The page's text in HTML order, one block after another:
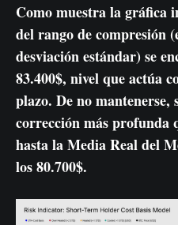
Como muestra la
del rango de compresión
desviación estándar) se
83.400$, nivel que actúa
plazo. De no
corrección más profunda
hasta la Media Real del
los 80.700$.